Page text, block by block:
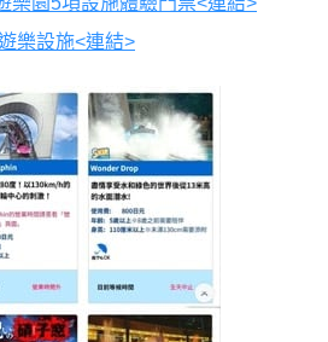
樂設施<連結>